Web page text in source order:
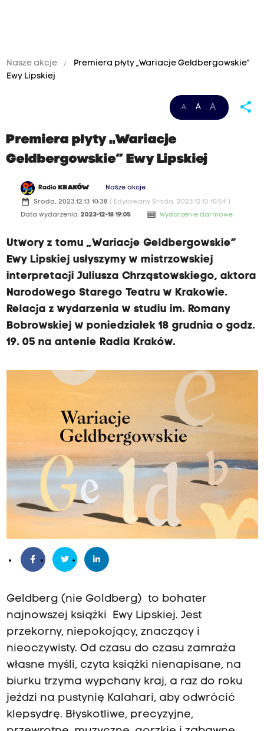
Nasze akcje
Premiera płyty „Wariacje Geldbergowskie”
Ewy Lipskiej
A A A share
Premiera płyty „Wariacje
Geldbergowskie” Ewy Lipskiej
Radio KRAKÓW Nasze akcje
date_range Środa, 2023.12.13 10:38 ( Edytowany Środa, 2023.12.13 10:54 )
Data wydarzenia: 2023-12-18 19:05 money Wydarzenie darmowe
Utwory z tomu „Wariacje Geldbergowskie”
Ewy Lipskiej usłyszymy w mistrzowskiej
interpretacji Juliusza Chrząstowskiego, aktora
Narodowego Starego Teatru w Krakowie.
Relacja z wydarzenia w studiu im. Romany
Bobrowskiej w poniedziałek 18 grudnia o godz.
19. 05 na antenie Radia Kraków.
Geldberg (nie Goldberg) to bohater
najnowszej książki Ewy Lipskiej. Jest
przekorny, niepokojący, znaczący i
nieoczywisty. Od czasu do czasu zamraża
własne myśli, czyta książki nienapisane, na
biurku trzyma wypchany kraj, a raz do roku
jeździ na pustynię Kalahari, aby odwrócić
klepsydrę. Błyskotliwe, precyzyjne,